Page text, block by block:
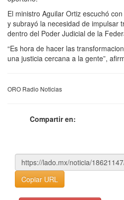
El ministro Aguilar Ortiz escuchó
y subrayó la necesidad de impulsar
dentro del Poder Judicial de la
“Es hora de hacer las
una justicia cercana a la gente”,
ORO Radio Noticias
Compartir en:
Copiar URL